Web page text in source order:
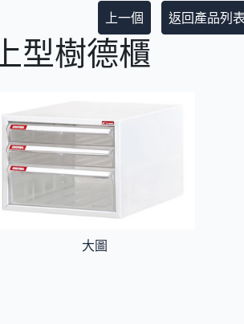
上一個
返回產品列表
型樹德櫃
大圖